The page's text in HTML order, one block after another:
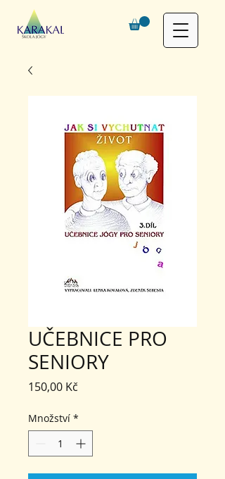
UČEBNICE PRO
SENIORY
150,00 Kč
Množství *